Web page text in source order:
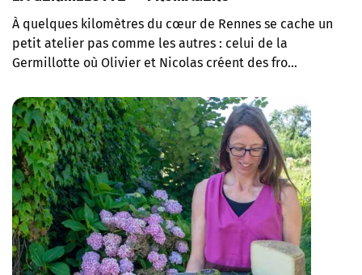
À quelques kilomètres du cœur de Rennes se cache un
petit atelier pas comme les autres : celui de la
Germillotte où Olivier et Nicolas créent des fro…